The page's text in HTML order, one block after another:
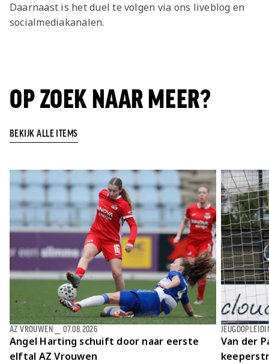
Daarnaast is het duel te volgen via ons liveblog en
socialmediakanalen.
OP ZOEK NAAR MEER?
BEKIJK ALLE ITEMS
Angel Harting schuift door naar eerste
elftal AZ Vrouwen
AZ VROUWEN ⎯07.08.2026
Van der